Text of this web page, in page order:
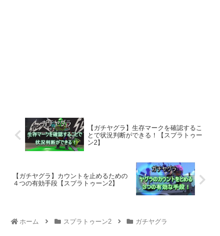
【ガチヤグラ】生存マークを確認するこ
とで状況判断ができる！【スプラトゥー
ン2】
【ガチヤグラ】カウントを止めるための
４つの有効手段【スプラトゥーン2】
ホーム スプラトゥーン2 ガチヤグラ